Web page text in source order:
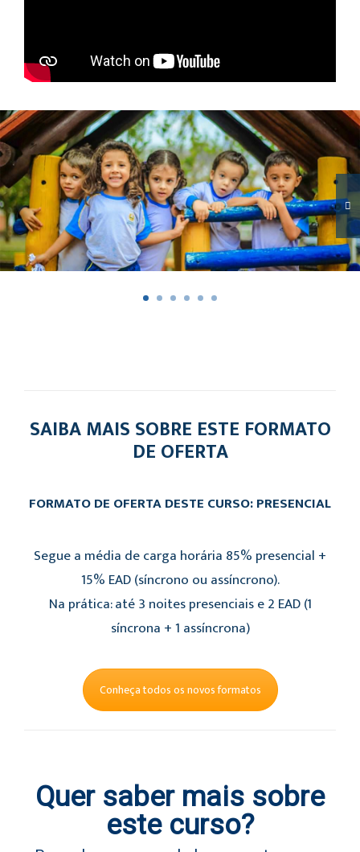
SAIBA MAIS SOBRE ESTE FORMATO
DE OFERTA
FORMATO DE OFERTA DESTE CURSO: PRESENCIAL
Segue a média de carga horária 85% presencial +
15% EAD (síncrono ou assíncrono).
Na prática: até 3 noites presenciais e 2 EAD (1
síncrona + 1 assíncrona)
Conheça todos os novos formatos
Quer saber mais sobre
este curso?